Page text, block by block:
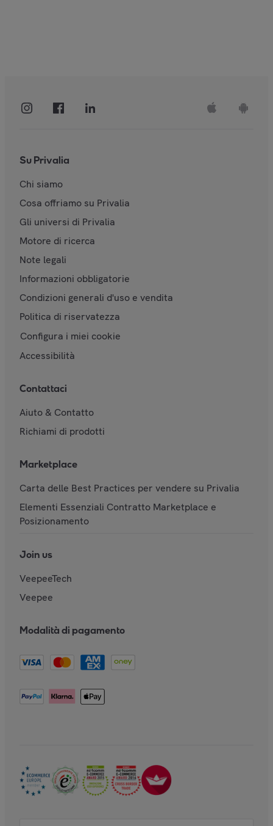
Su Privalia
Chi siamo
Cosa offriamo su Privalia
Gli universi di Privalia
Motore di ricerca
Note legali
Informazioni obbligatorie
Condizioni generali d'uso e vendita
Politica di riservatezza
Configura i miei cookie
Accessibilità
Contattaci
Aiuto & Contatto
Richiami di prodotti
Marketplace
Carta delle Best Practices per vendere su Privalia
Elementi Essenziali Contratto Marketplace e
Posizionamento
Join us
VeepeeTech
Veepee
Modalità di pagamento